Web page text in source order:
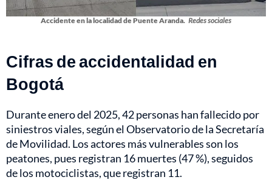
Accidente en la localidad de Puente Aranda. Redes sociales
Cifras de accidentalidad en
Bogotá
Durante enero del 2025, 42 personas han fallecido por
siniestros viales, según el Observatorio de la Secretaría
de Movilidad. Los actores más vulnerables son los
peatones, pues registran 16 muertes (47 %), seguidos
de los motociclistas, que registran 11.